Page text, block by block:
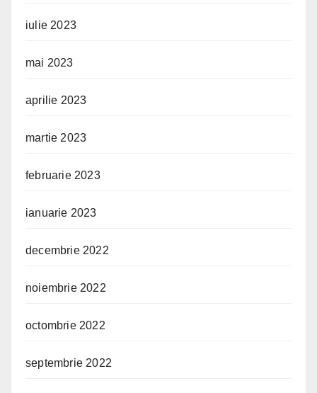
iulie 2023
mai 2023
aprilie 2023
martie 2023
februarie 2023
ianuarie 2023
decembrie 2022
noiembrie 2022
octombrie 2022
septembrie 2022